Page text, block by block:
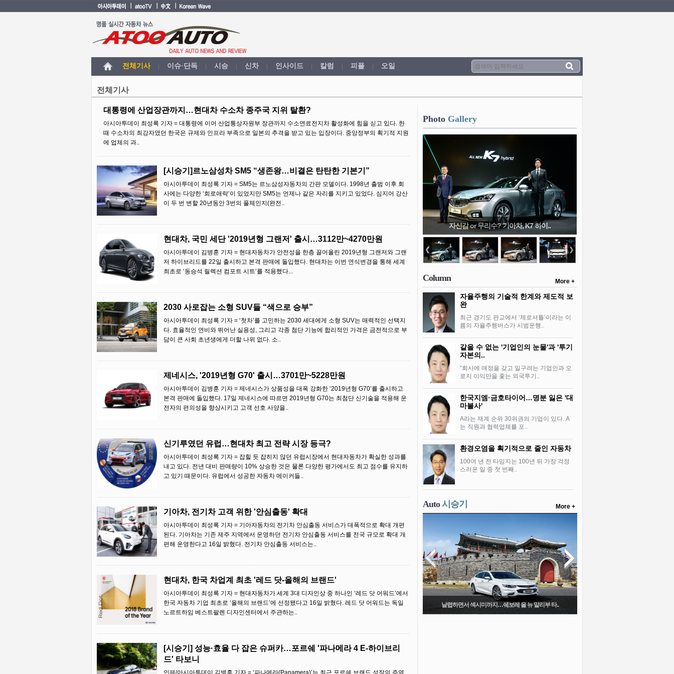
전체기사 | 이슈·단독 | 시승 | 신차 | 인사이드 | 칼럼 | 피플 | 오일
전체기사
대통령에 산업장관까지…현대차 수소차 종주국 지위 탈환?
아시아투데이 최성록 기자 = 대통령에 이어 산업통상자원부 장관까지 수소연료전지차 활성화에 힘을 싣고 있다. 한
때 수소차의 최강자였던 한국은 규제와 인프라 부족으로 일본의 추격을 받고 있는 입장이다. 중앙정부의 획기적 지원
에 업체의 과..
[시승기]르노삼성차 SM5 “생존왕…비결은 탄탄한 기본기”
아시아투데이 최성록 기자 = SM5는 르노삼성자동차의 간판 모델이다. 1998년 출범 이후 회
사에는 다양한 ‘희로애락’이 있었지만 SM5는 언제나 같은 자리를 지키고 있었다. 심지어 강산
이 두 번 변할 20년동안 3번의 풀체인지(완전..
현대차, 국민 세단 '2019년형 그랜저' 출시…3112만~4270만원
아시아투데이 김병훈 기자 = 현대자동차가 안전성을 한층 끌어올린 2019년형 그랜저와 그랜
저 하이브리드를 22일 출시하고 본격 판매에 돌입했다. 현대차는 이번 연식변경을 통해 세계
최초로 ‘동승석 릴렉션 컴포트 시트’를 적용했다...
2030 사로잡는 소형 SUV들 “색으로 승부”
아시아투데이 최성록 기자 = ‘첫차’를 고민하는 2030 세대에게 소형 SUV는 매력적인 선택지
다. 효율적인 연비와 뛰어난 실용성, 그리고 각종 첨단 기능에 합리적인 가격은 금전적으로 부
담이 큰 사회 초년생에게 더할 나위 없다. 소..
제네시스, '2019년형 G70' 출시…3701만~5228만원
아시아투데이 김병훈 기자 = 제네시스가 상품성을 대폭 강화한 ‘2019년형 G70’를 출시하고
본격 판매에 돌입했다. 17일 제네시스에 따르면 2019년형 G70는 최첨단 신기술을 적용해 운
전자의 편의성을 향상시키고 고객 선호 사양을..
신기루였던 유럽…현대차 최고 전략 시장 등극?
아시아투데이 최성록 기자 = 잡힐 듯 잡히지 않던 유럽시장에서 현대자동차가 확실한 성과를
내고 있다. 전년 대비 판매량이 10% 상승한 것은 물론 다양한 평가에서도 최고 점수를 유지하
고 있기 때문이다. 유럽에서 성공한 자동차 메이커들..
기아차, 전기차 고객 위한 '안심출동' 확대
아시아투데이 최성록 기자 = 기아자동차의 전기차 안심출동 서비스가 대폭적으로 확대 개편
된다. 기아차는 기존 제주 지역에서 운영하던 전기차 안심출동 서비스를 전국 규모로 확대 개
편해 운영한다고 16일 밝혔다. 전기차 안심출동 서비스는..
현대차, 한국 차업계 최초 '레드 닷-올해의 브랜드'
아시아투데이 최성록 기자 = 현대자동차가 세계 3대 디자인상 중 하나인 ‘레드 닷 어워드’에서
한국 자동차 기업 최초로 ‘올해의 브랜드’에 선정됐다고 16일 밝혔다. 레드 닷 어워드는 독일
노르트하임 베스트팔렌 디자인센터에서 주관하는..
[시승기] 성능·효율 다 잡은 슈퍼카…포르쉐 '파나메라 4 E-하이브리
드' 타보니
인제/아시아투데이 김병훈 기자 = ‘파나메라(Panamera)’는 최근 포르쉐 브랜드 성장의 주역
Photo Gallery
자신감 or 무리수? 기아차, K7 하이..
Column More +
자율주행의 기술적 한계와 제도적 보
완
최근 경기도 판교에서 ‘제로셔틀’이라는 이
름의 자율주행버스가 시범운행..
같을 수 없는 '기업인의 눈물'과 '투기
자본의..
“회사에 애정을 갖고 일구려는 기업인과 오
로지 이익만을 좇는 외국투기..
한국지엠·금호타이어…명분 잃은 '대
마불사'
A라는 재계 순위 30위권의 기업이 있다. A
는 직원과 협력업체를 포..
환경오염을 획기적으로 줄인 자동차
100여 년 전 타임지는 100년 뒤 가장 걱정
스러운 일 중 첫 번째..
Auto시승기 More +
날렵하면서 섹시미까지…쉐보레 올 뉴 말리부 타..